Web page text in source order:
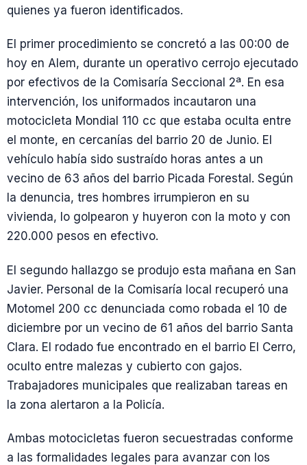
quienes ya fueron identificados.
El primer procedimiento se concretó a las 00:00 de
hoy en Alem, durante un operativo cerrojo ejecutado
por efectivos de la Comisaría Seccional 2ª. En esa
intervención, los uniformados incautaron una
motocicleta Mondial 110 cc que estaba oculta entre
el monte, en cercanías del barrio 20 de Junio. El
vehículo había sido sustraído horas antes a un
vecino de 63 años del barrio Picada Forestal. Según
la denuncia, tres hombres irrumpieron en su
vivienda, lo golpearon y huyeron con la moto y con
220.000 pesos en efectivo.
El segundo hallazgo se produjo esta mañana en San
Javier. Personal de la Comisaría local recuperó una
Motomel 200 cc denunciada como robada el 10 de
diciembre por un vecino de 61 años del barrio Santa
Clara. El rodado fue encontrado en el barrio El Cerro,
oculto entre malezas y cubierto con gajos.
Trabajadores municipales que realizaban tareas en
la zona alertaron a la Policía.
Ambas motocicletas fueron secuestradas conforme
a las formalidades legales para avanzar con los